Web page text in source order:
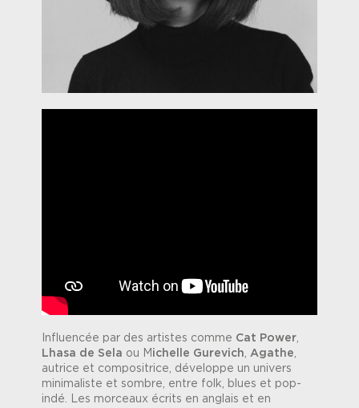
Influencée par des artistes comme Cat Power,
Lhasa de Sela ou M ichelle Gurevich,Agathe,
autrice et compositrice, développe un univers
minimaliste et sombre, entre folk, blues et pop-
indé. Les morceaux écrits en anglais et en